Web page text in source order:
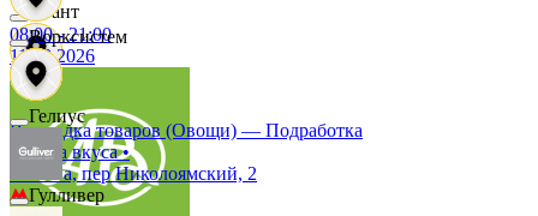
Квант
Керамика
КитПро
Ворксистем
Гелиус
Гулливер
08:00-21:00
11.08.2026
Выкладка товаров (Овощи) — Подработка
Азбука вкуса•
Москва, пер Николоямский, 2